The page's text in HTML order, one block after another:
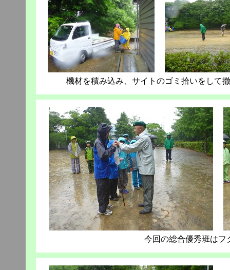
機材を積み込み、サイトのゴミ拾いをして
今回の総合優秀班はフ